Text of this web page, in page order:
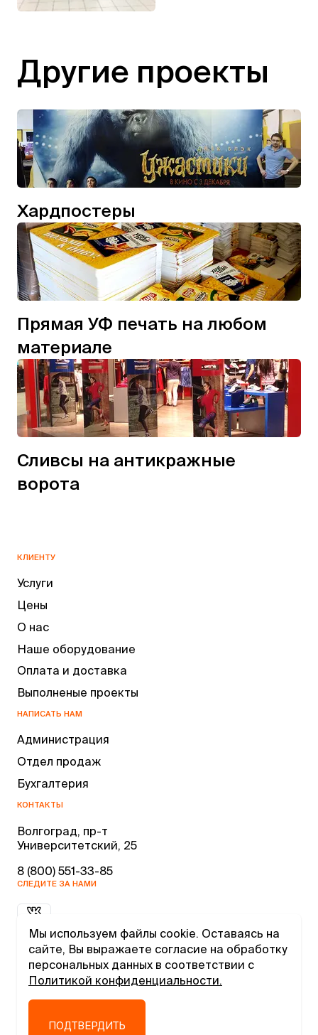
Другие проекты
Хардпостеры
Прямая УФ печать на любом
материале
Сливсы на антикражные
ворота
Мы используем файлы cookie. Оставаясь на
сайте, Вы выражаете согласие на обработку
персональных данных в соответствии с
Политикой конфиденциальности.
ПОДТВЕРДИТЬ
КЛИЕНТУ
Услуги
Цены
О нас
Наше оборудование
Оплата и доставка
Выполненые проекты
НАПИСАТЬ НАМ
Администрация
Отдел продаж
Бухгалтерия
КОНТАКТЫ
Волгоград, пр-т
Университетский, 25
8 (800) 551-33-85
СЛЕДИТЕ ЗА НАМИ